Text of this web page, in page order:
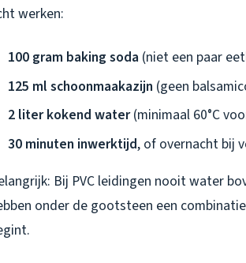
werken:
100 gram baking soda (niet een paar
125 ml schoonmaakazijn (geen
2 liter kokend water(minimaal 60°C
30 minuten inwerktijd, of overnacht bij
Bij PVC leidingen nooit water
onder de gootsteen een